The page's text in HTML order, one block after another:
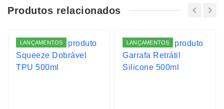
Produtos relacionados
LANÇAMENTOS LANÇAMENTOS